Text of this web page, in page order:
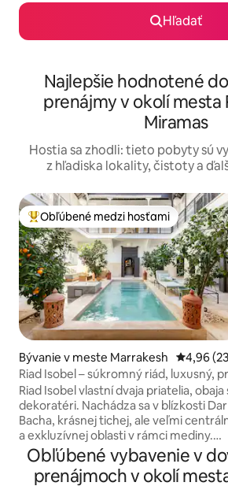
Hľadať
Najlepšie hodnotené
prenájmy v okolí mesta
Miramas
Hostia sa zhodli: tieto pobyty sú
z hľadiska lokality, čistoty a
Najobľúbenejšie medzi hosťami
Obľúbené medzi hosťami
Bývanie v meste Marrakesh
4,96
Riad Isobel – súkromný riád, luxusný,
8 osôb, s bazénom
Riad Isobel vlastní dvaja priatelia, obaja
dekoratéri. Nachádza sa v blízkosti
Bacha, krásnej tichej, ale veľmi
a exkluzívnej oblasti v rámci mediny.
Kompletne zrekonštruovaný podľa
najvyšších štandardov a navrhnutý tak,
aby sa cítil ako vo vašom vlastnom
Obľúbené vybavenie v
prenájmoch v okolí